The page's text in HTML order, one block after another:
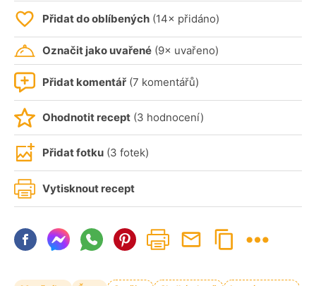
Přidat do oblíbených (14× přidáno)
Označit jako uvařené (9× uvařeno)
Přidat komentář (7 komentářů)
Ohodnotit recept (3 hodnocení)
Přidat fotku (3 fotek)
Vytisknout recept